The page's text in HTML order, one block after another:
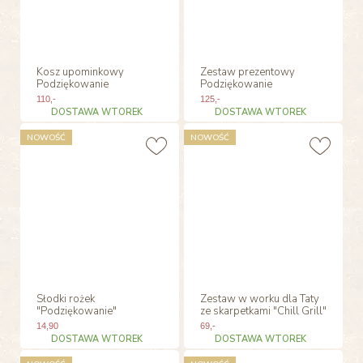
Kosz upominkowy
Podziękowanie
110,-
DOSTAWA WTOREK
Zestaw prezentowy
Podziękowanie
125 ,-
DOSTAWA WTOREK
Słodki rożek
"Podziękowanie"
14,90
DOSTAWA WTOREK
NOWOŚĆ
Zestaw w worku dla Taty
ze skarpetkami "Chill Grill"
69 ,-
DOSTAWA WTOREK
NOWOŚĆ